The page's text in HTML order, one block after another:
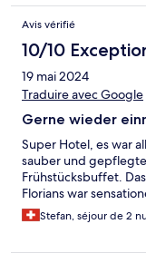
Avis vérifié
10/10
19 mai 2024
Traduire avec Google
Gerne wieder
Super Hotel, es war
sauber und
Frühstücksbuffet.
Florians war
Stefan, séjour de 2